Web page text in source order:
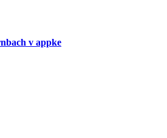
v appke